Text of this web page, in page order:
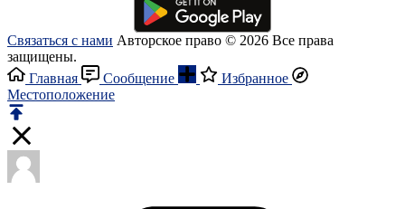
Связаться с нами Авторское право © 2026 Все права
защищены.
Главная
Сообщение
Избранное
Местоположение